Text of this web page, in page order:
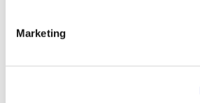
Marketing
Verkehrs- und Tarifverbund